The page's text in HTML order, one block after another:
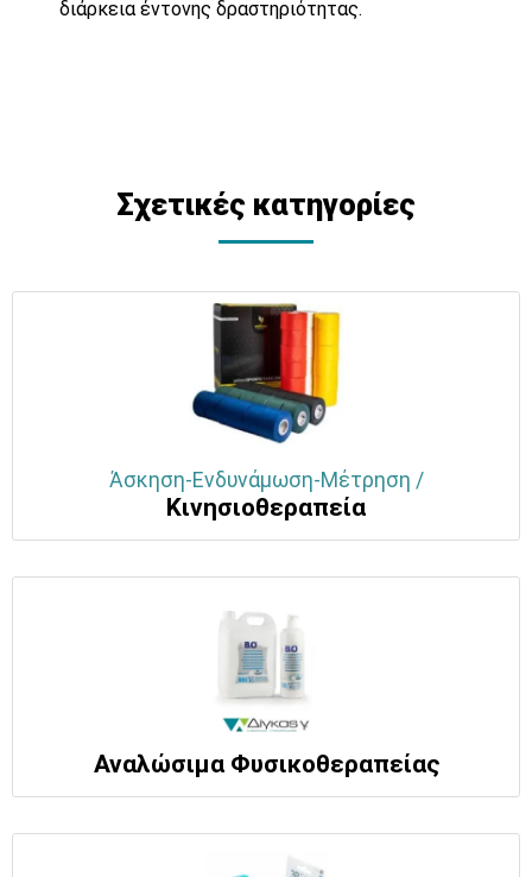
διάρκεια έντονης δραστηριότητας.
Σχετικές κατηγορίες
Άσκηση-Ενδυνάμωση-Μέτρηση /
Κινησιοθεραπεία
Αναλώσιμα Φυσικοθεραπείας